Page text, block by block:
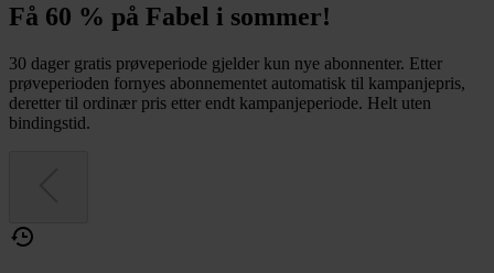
Få 60 % på Fabel i sommer!
30 dager gratis prøveperiode gjelder kun nye abonnenter. Etter
prøveperioden fornyes abonnementet automatisk til kampanjepris,
deretter til ordinær pris etter endt kampanjeperiode. Helt uten
bindingstid.